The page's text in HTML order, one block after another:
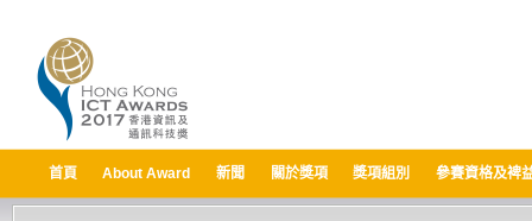
首頁 About Award 新聞 關於獎項 獎項組別 參賽資格及裨